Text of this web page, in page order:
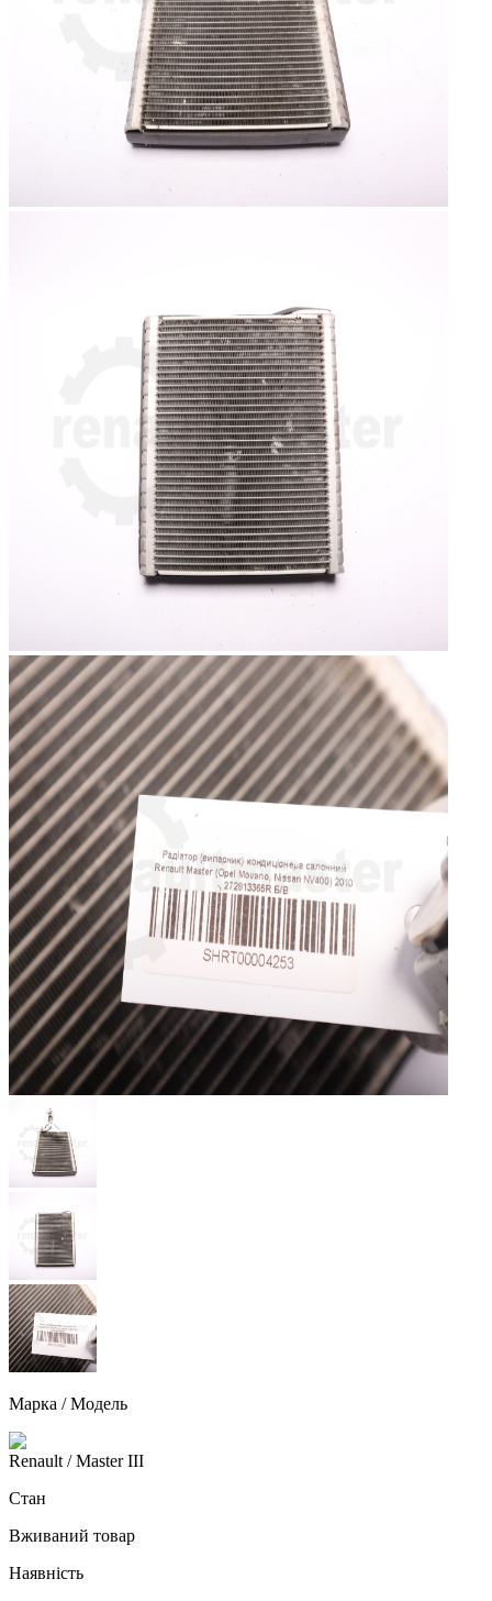
Марка / Модель
Renault / Master III
Стан
Вживаний товар
Наявність